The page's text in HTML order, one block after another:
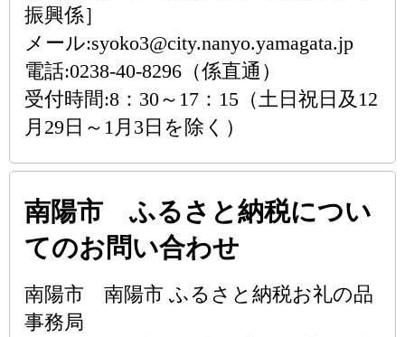
振興係］
メール:syoko3@city.nanyo.yamagata.jp
電話:0238-40-8296（係直通）
受付時間:8：30～17：15（土日祝日及12
月29日～1月3日を除く）
南陽市 ふるさと納税につい
てのお問い合わせ
南陽市 南陽市 ふるさと納税お礼の品
事務局